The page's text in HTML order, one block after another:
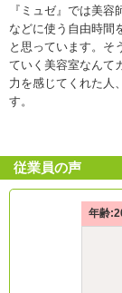
『ミュゼ』では美
などに使う自由時間
と思っています。そ
ていく美容室なんて
力を感じてくれた人
す。
従業員の声
年齢